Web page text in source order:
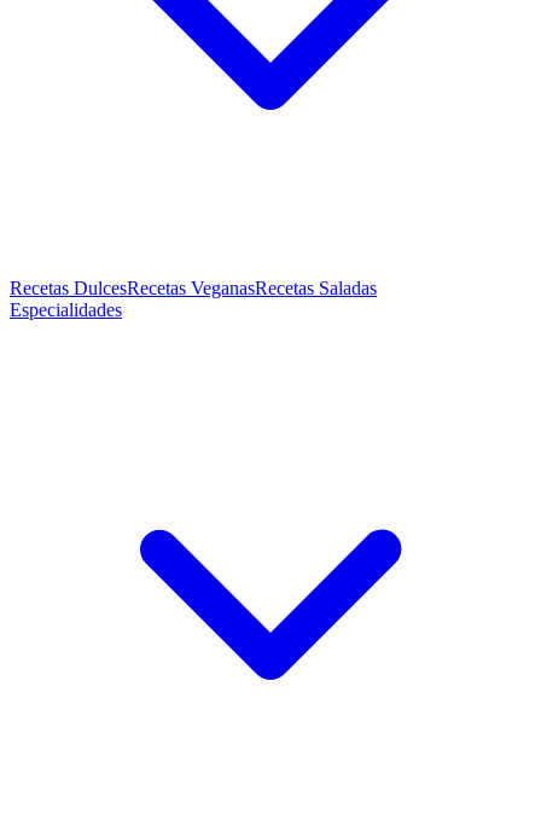
Recetas DulcesRecetas VeganasRecetas Saladas
Especialidades